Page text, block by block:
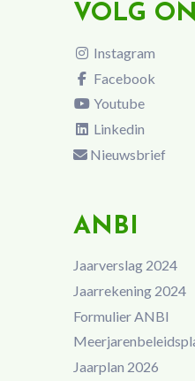
VOLG
Instagram
Facebook
Youtube
Linkedin
Nieuwsbrief
ANBI
Jaarverslag 2024
Jaarrekening 2024
Formulier ANBI
Jaarplan 2026